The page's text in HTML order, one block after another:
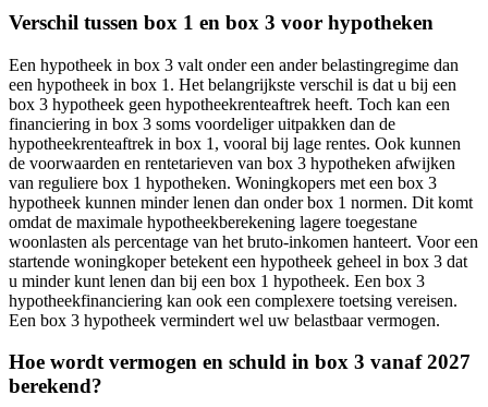
Verschil tussen box 1 en box 3 voor hypotheken
Een hypotheek in box 3 valt onder een ander belastingregime dan
een hypotheek in box 1. Het belangrijkste verschil is dat u bij een
box 3 hypotheek geen hypotheekrenteaftrek heeft. Toch kan een
financiering in box 3 soms voordeliger uitpakken dan de
hypotheekrenteaftrek in box 1, vooral bij lage rentes. Ook kunnen
de voorwaarden en rentetarieven van box 3 hypotheken afwijken
van reguliere box 1 hypotheken. Woningkopers met een box 3
hypotheek kunnen minder lenen dan onder box 1 normen. Dit komt
omdat de maximale hypotheekberekening lagere toegestane
woonlasten als percentage van het bruto-inkomen hanteert. Voor een
startende woningkoper betekent een hypotheek geheel in box 3 dat
u minder kunt lenen dan bij een box 1 hypotheek. Een box 3
hypotheekfinanciering kan ook een complexere toetsing vereisen.
Een box 3 hypotheek vermindert wel uw belastbaar vermogen.
Hoe wordt vermogen en schuld in box 3 vanaf 2027
berekend?